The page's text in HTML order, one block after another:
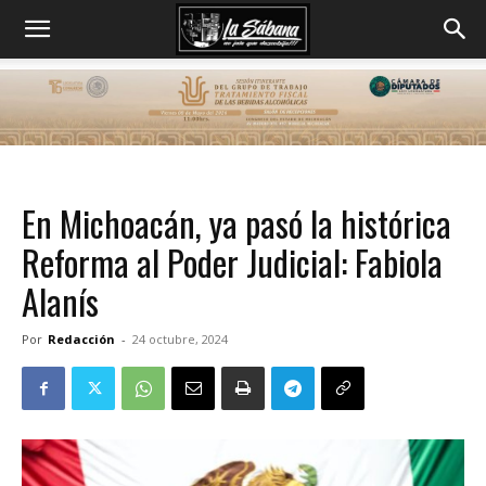
En Michoacán, ya pasó la histórica
Reforma al Poder Judicial: Fabiola
Alanís
Por Redacción - 24 octubre, 2024